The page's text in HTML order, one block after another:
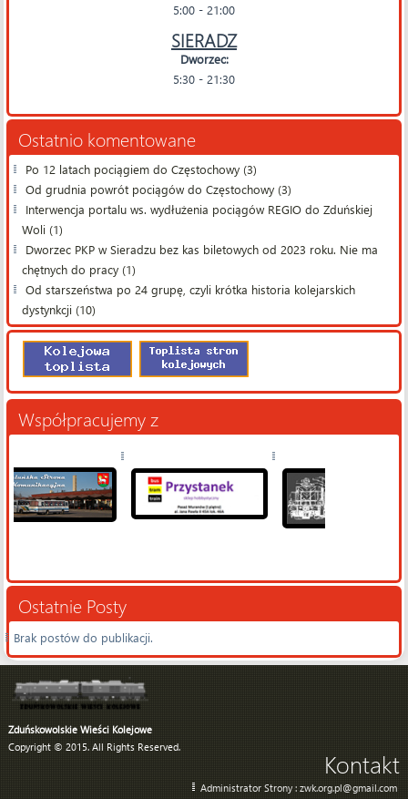
5:00 - 21:00
SIERADZ
Dworzec:
5:30 - 21:30
Ostatnio komentowane
Po 12 latach pociągiem do Częstochowy (3)
Od grudnia powrót pociągów do Częstochowy (3)
Interwencja portalu ws. wydłużenia pociągów REGIO do Zduńskiej
Woli (1)
Dworzec PKP w Sieradzu bez kas biletowych od 2023 roku. Nie ma
chętnych do pracy (1)
Od starszeństwa po 24 grupę, czyli krótka historia kolejarskich
dystynkcji (10)
Współpracujemy z
Ostatnie Posty
Brak postów do publikacji.
Zduńskowolskie Wieści Kolejowe
Copyright © 2015. All Rights Reserved.
Kontakt
Administrator Strony : zwk.org.pl@gmail.com